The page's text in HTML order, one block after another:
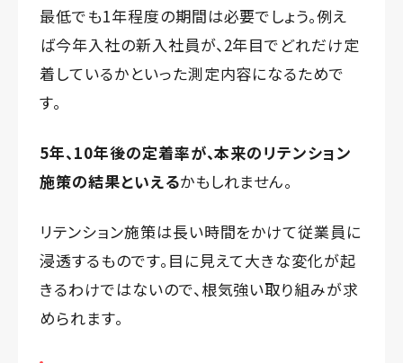
最低でも1年程度の期間は必要でしょう。例え
ば今年入社の新入社員が、2年目でどれだけ定
着しているかといった測定内容になるためで
す。
5年、10年後の定着率が、本来のリテンション
施策の結果といえるかもしれません。
リテンション施策は長い時間をかけて従業員に
浸透するものです。目に見えて大きな変化が起
きるわけではないので、根気強い取り組みが求
められます。